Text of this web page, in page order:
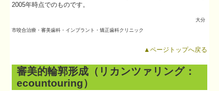
2005年時点でのものです。
大分
市咬合治療・審美歯科・インプラント・矯正歯科クリニック
▲ページトップへ戻る
審美的輪郭形成（リカンツァリング：
ecountouring）